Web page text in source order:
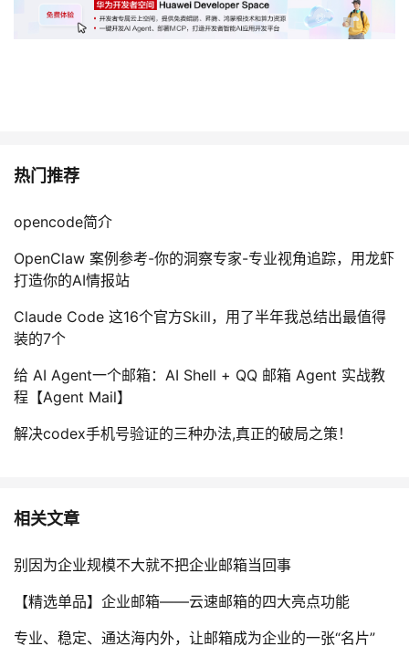
热门推荐
opencode简介
OpenClaw 案例参考-你的洞察专家-专业视角追踪，用龙虾
打造你的AI情报站
Claude Code 这16个官方Skill，用了半年我总结出最值得
装的7个
给 AI Agent一个邮箱：AI Shell + QQ 邮箱 Agent 实战教
程【Agent Mail】
解决codex手机号验证的三种办法,真正的破局之策！
相关文章
别因为企业规模不大就不把企业邮箱当回事
【精选单品】企业邮箱——云速邮箱的四大亮点功能
专业、稳定、通达海内外，让邮箱成为企业的一张“名片”